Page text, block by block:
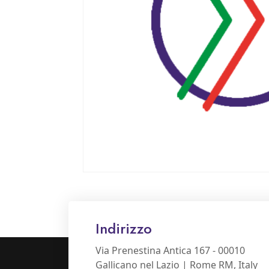
Indirizzo
Via Prenestina Antica 167 - 00010
Gallicano nel Lazio | Rome RM, Italy